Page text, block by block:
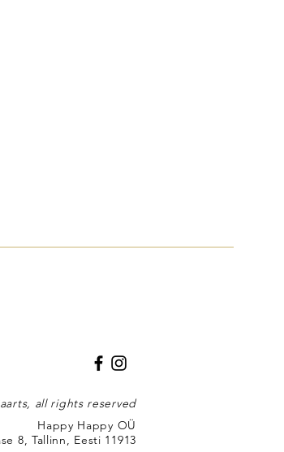
all rights reserved
Happy Happy OÜ
8, Tallinn, Eesti 11913